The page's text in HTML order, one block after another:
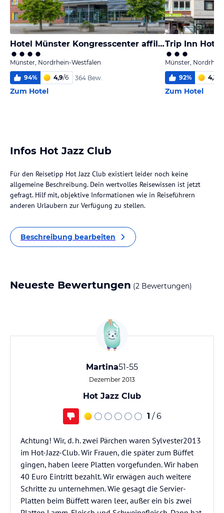
Hotel Münster Kongresscenter affiliated by Meliá
Münster, Nordrhein-Westfalen
94% 4,9/6 364 Bew.
Zum Hotel
Trip Inn
Münster,
92% 4,3
Zum Hotel
Infos Hot Jazz Club
Für den Reisetipp Hot Jazz Club existiert leider noch keine
allgemeine Beschreibung. Dein wertvolles Reisewissen ist jetzt
gefragt. Hilf mit, objektive Informationen wie in Reiseführern
anderen Urlaubern zur Verfügung zu stellen.
Beschreibung bearbeiten
Neueste Bewertungen (2 Bewertungen)
Martina51-55
Dezember 2013
Hot Jazz Club
1 / 6
Achtung! Wir, d. h. zwei Pärchen waren Sylvester2013
im Hot-Jazz-Club. Wir Frauen, die später zum Büffet
gingen, haben leere Platten vorgefunden. Wir haben
40 Euro Eintritt bezahlt. Wir erwägen auch weitere
Schritte zu unternehmen. Wie gesagt die Servier-
Platten beim Büffett waren leer, außer ein bis zwei